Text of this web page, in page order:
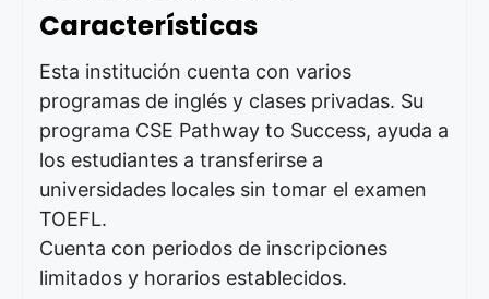
Características
Esta institución cuenta con varios
programas de inglés y clases privadas. Su
programa CSE Pathway to Success, ayuda a
los estudiantes a transferirse a
universidades locales sin tomar el examen
TOEFL.
Cuenta con periodos de inscripciones
limitados y horarios establecidos.